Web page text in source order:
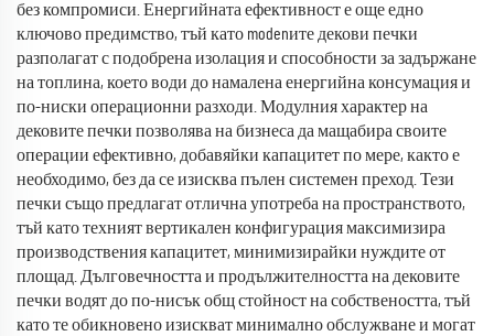
без компромиси. Енергийната ефективност е още едно
ключово предимство, тъй като modenите декови печки
разполагат с подобрена изолация и способности за задържане
на топлина, което води до намалена енергийна консумация и
по-ниски операционни разходи. Модулния характер на
дековите печки позволява на бизнеса да мащабира своите
операции ефективно, добавяйки капацитет по мере, както е
необходимо, без да се изисква пълен системен преход. Тези
печки също предлагат отлична употреба на пространството,
тъй като техният вертикален конфигурация максимизира
производствения капацитет, минимизирайки нуждите от
площад. Дълговечността и продължителността на дековите
печки водят до по-нисък общ стойност на собствеността, тъй
като те обикновено изискват минимално обслужване и могат